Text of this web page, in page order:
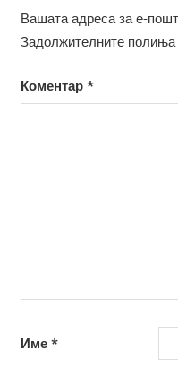
Вашата адреса за е-
Задолжителните полиња
Коментар *
Име *